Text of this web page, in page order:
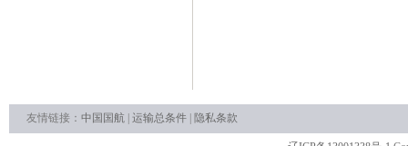
友情链接： 中国国航 运输总条件 隐私条款